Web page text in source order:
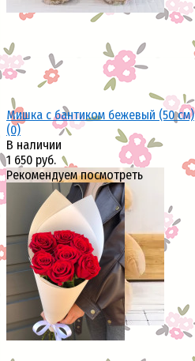
избранное сравнить
Мишка с бантиком бежевый (50 см)
(0)
В наличии
1 650 руб.
Рекомендуем посмотреть